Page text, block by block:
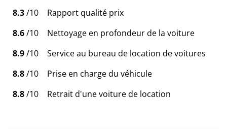
8.3/10
Rapport qualité prix
8.6/10
Nettoyage en profondeur de la voiture
8.9/10
Service au bureau de location de voitures
8.8/10
Prise en charge du véhicule
8.8/10 Retrait d'une voiture de location